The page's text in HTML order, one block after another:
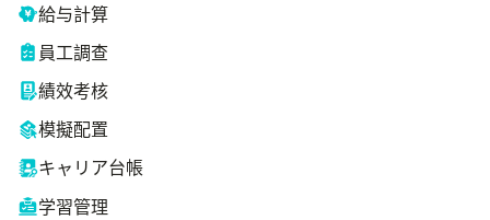
給与計算
員工調查
績效考核
模擬配置
キャリア台帳
学習管理